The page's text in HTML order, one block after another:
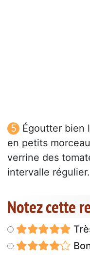
Égoutter bien
en petits
verrine des
intervalle régulier.
Notez cette